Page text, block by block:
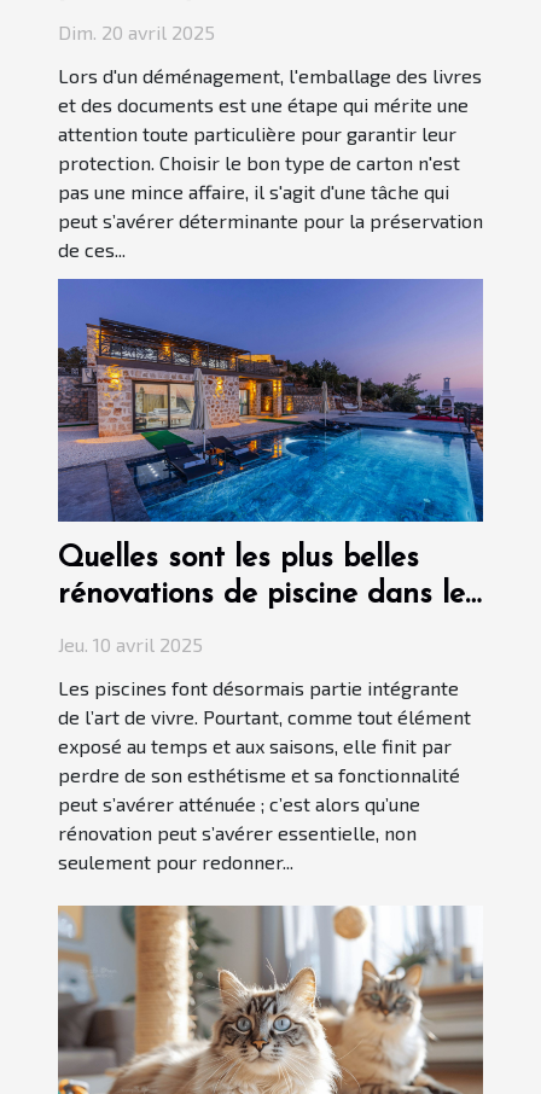
livres et documents
Dim. 20 avril 2025
Lors d'un déménagement, l'emballage des livres
et des documents est une étape qui mérite une
attention toute particulière pour garantir leur
protection. Choisir le bon type de carton n'est
pas une mince affaire, il s'agit d'une tâche qui
peut s’avérer déterminante pour la préservation
de ces...
Quelles sont les plus belles
rénovations de piscine dans le
Var ?
Jeu. 10 avril 2025
Les piscines font désormais partie intégrante
de l’art de vivre. Pourtant, comme tout élément
exposé au temps et aux saisons, elle finit par
perdre de son esthétisme et sa fonctionnalité
peut s’avérer atténuée ; c’est alors qu’une
rénovation peut s’avérer essentielle, non
seulement pour redonner...